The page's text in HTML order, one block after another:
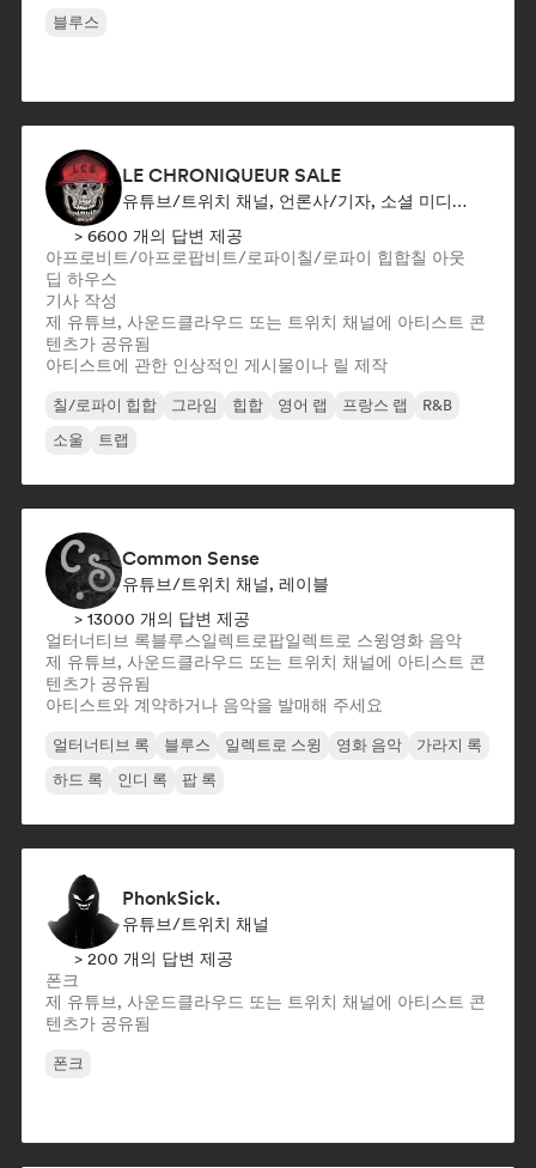
블루스
LE CHRONIQUEUR SALE
유튜브/트위치 채널, 언론사/기자, 소셜 미디어 인플루언서
> 6600 개의 답변 제공
아프로비트/아프로팝비트/로파이칠/로파이 힙합칠 아웃
딥 하우스
기사 작성
제 유튜브, 사운드클라우드 또는 트위치 채널에 아티스트 콘
텐츠가 공유됨
아티스트에 관한 인상적인 게시물이나 릴 제작
칠/로파이 힙합 그라임 힙합 영어 랩 프랑스 랩
R&B
소울
트랩
Common Sense
유튜브/트위치 채널, 레이블
> 13000 개의 답변 제공
얼터너티브 록블루스일렉트로팝일렉트로 스윙영화 음악
제 유튜브, 사운드클라우드 또는 트위치 채널에 아티스트 콘
텐츠가 공유됨
아티스트와 계약하거나 음악을 발매해 주세요
얼터너티브 록 블루스 일렉트로 스윙 영화 음악
가라지 록
하드 록
인디 록 팝 록
PhonkSick.
유튜브/트위치 채널
> 200 개의 답변 제공
폰크
제 유튜브, 사운드클라우드 또는 트위치 채널에 아티스트 콘
텐츠가 공유됨
폰크